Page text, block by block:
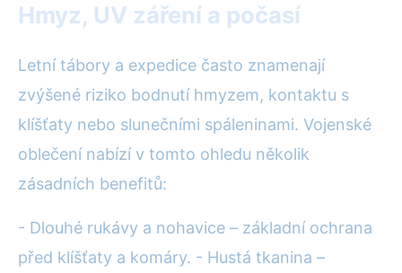
Hmyz, UV záření a počasí
Letní tábory a expedice často znamenají
zvýšené riziko bodnutí hmyzem, kontaktu s
klíšťaty nebo slunečními spáleninami. Vojenské
oblečení nabízí v tomto ohledu několik
zásadních benefitů:
- Dlouhé rukávy a nohavice – základní ochrana
před klíšťaty a komáry. - Hustá tkanina –